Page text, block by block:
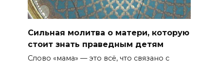
Сильная молитва о матери, которую
стоит знать праведным детям
Слово «мама» — это всё, что связано с